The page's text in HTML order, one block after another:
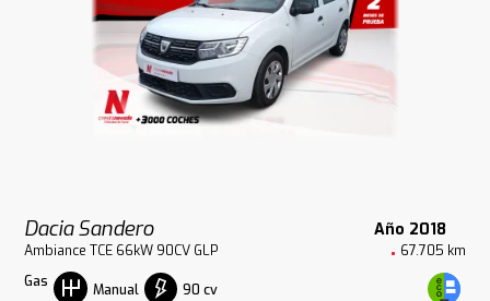
Dacia Sandero Año 2018
Ambiance TCE 66kW 90CV GLP
67.705 km
Gas
Manual 90 cv